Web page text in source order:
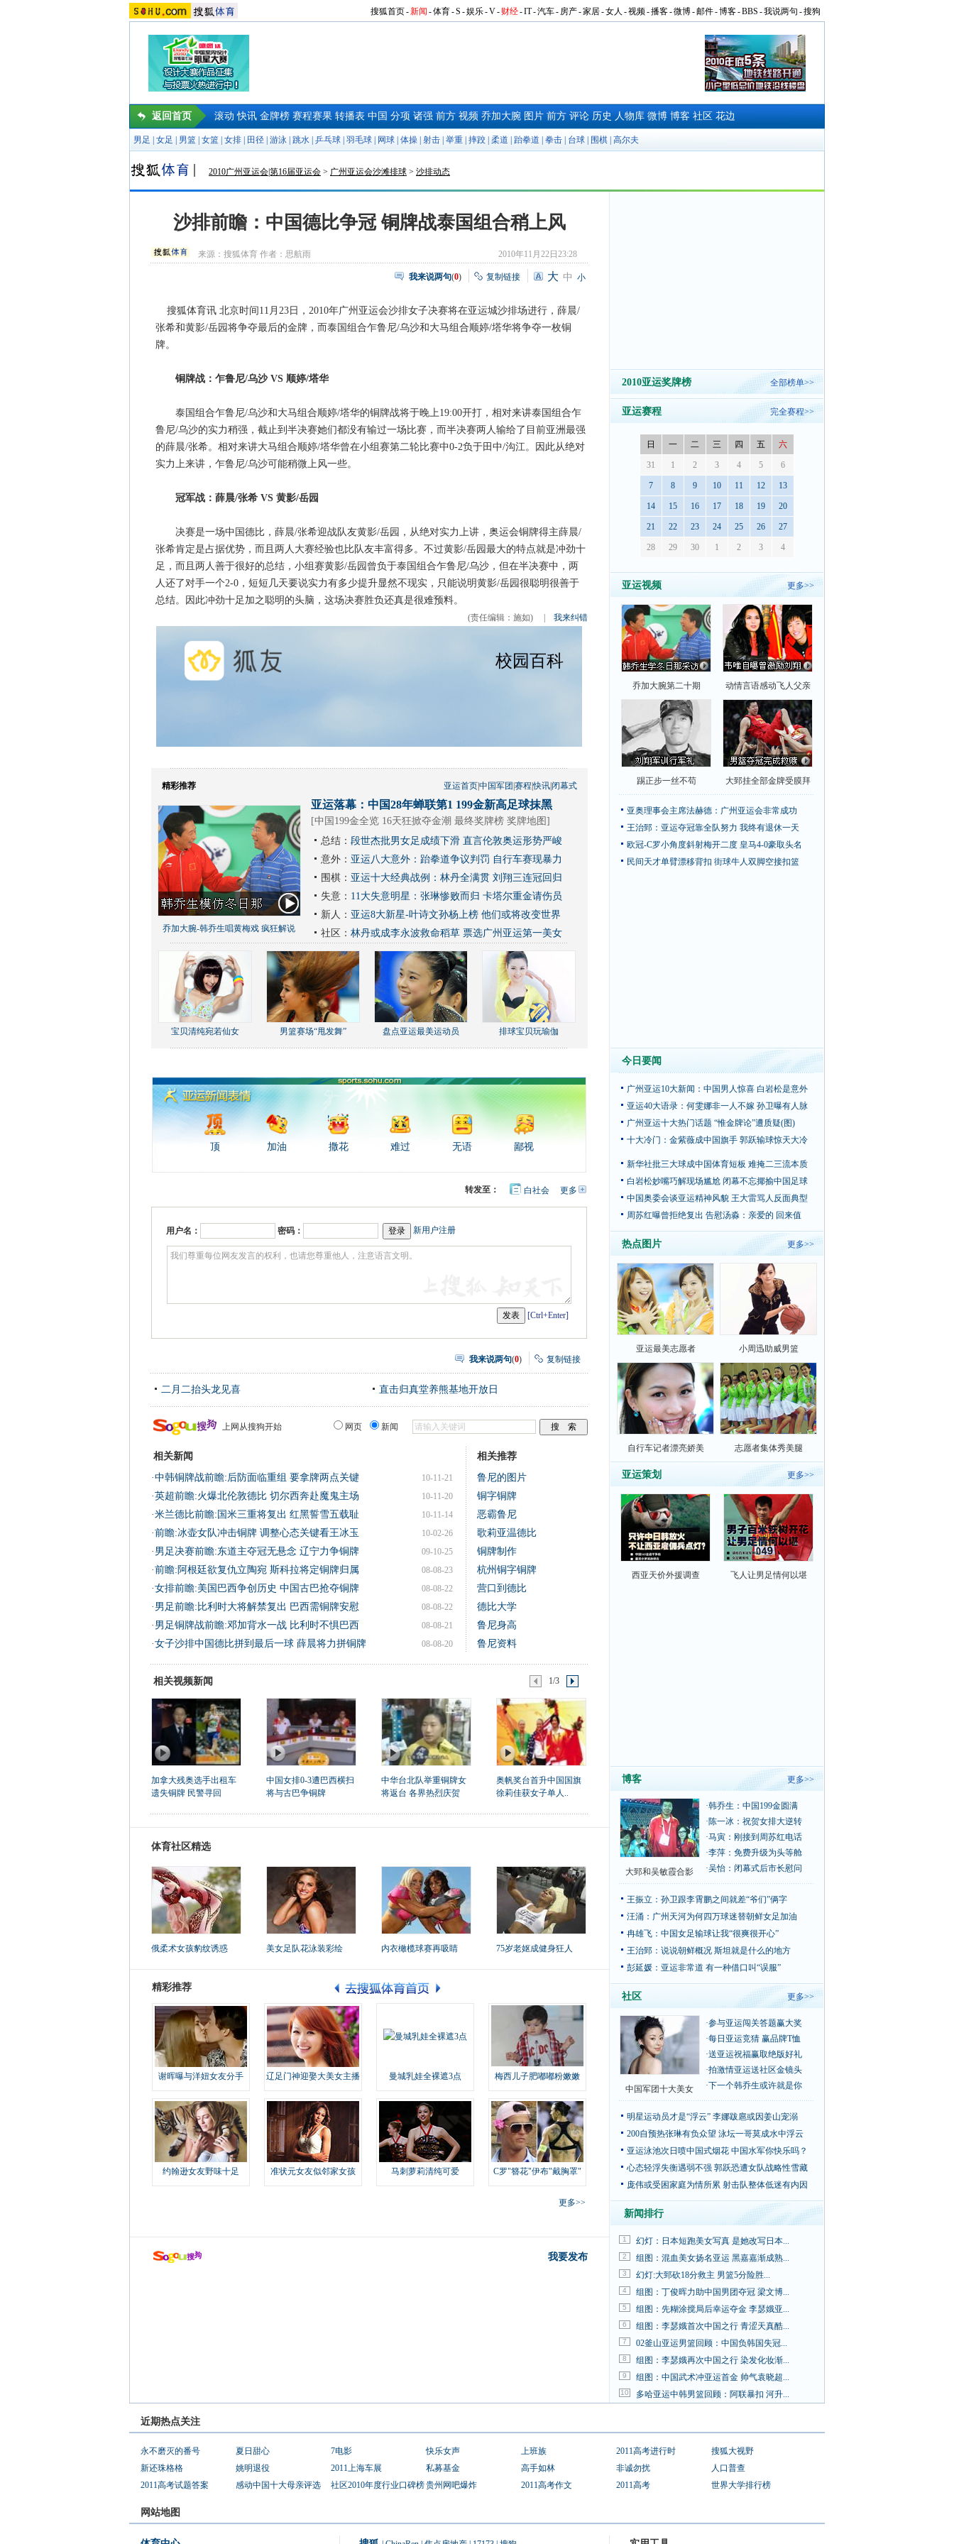
搜狐首页-新闻 -体育-S -娱乐-V- 财经-IT-汽车- 房产-家居-女人 -视频-播客-微博-邮件-博客-BBS -我说两句 -搜狗
返回首页 滚动 快讯 金牌榜 赛程赛果 转播表 中国 分项 诸强 前方 视频 乔加大腕 图片 前方 评论 历史 人物库 微博 博客 社区 花边
男足 女足 男篮 女篮 女排 田径 游泳 跳水 乒乓球 羽毛球 网球 体操 射击 举重 摔跤 柔道 跆拳道 拳击 台球 围棋 高尔夫
2010广州亚运会|第16届亚运会 > 广州亚运会沙滩排球 > 沙排动态
沙排前瞻：中国德比争冠 铜牌战泰国组合稍上风
来源：搜狐体育 作者：思航雨 2010年11月22日23:28
我来说两句(0) 复制链接 大 中 小
搜狐体育讯 北京时间11月23日，2010年广州亚运会沙排女子决赛将在亚运城沙排场进行，薛晨/
张希和黄影/岳园将争夺最后的金牌，而泰国组合乍鲁尼/乌沙和大马组合顺婷/塔华将争夺一枚铜
牌。
铜牌战：乍鲁尼/乌沙 VS 顺婷/塔华
泰国组合乍鲁尼/乌沙和大马组合顺婷/塔华的铜牌战将于晚上19:00开打，相对来讲泰国组合乍
鲁尼/乌沙的实力稍强，截止到半决赛她们都没有输过一场比赛，而半决赛两人输给了目前亚洲最强
的薛晨/张希。相对来讲大马组合顺婷/塔华曾在小组赛第二轮比赛中0-2负于田中/沟江。因此从绝对
实力上来讲，乍鲁尼/乌沙可能稍微上风一些。
冠军战：薛晨/张希 VS 黄影/岳园
决赛是一场中国德比，薛晨/张希迎战队友黄影/岳园，从绝对实力上讲，奥运会铜牌得主薛晨/
张希肯定是占据优势，而且两人大赛经验也比队友丰富得多。不过黄影/岳园最大的特点就是冲劲十
足，而且两人善于很好的总结，小组赛黄影/岳园曾负于泰国组合乍鲁尼/乌沙，但在半决赛中，两
人还了对手一个2-0，短短几天要说实力有多少提升显然不现实，只能说明黄影/岳园很聪明很善于
总结。因此冲劲十足加之聪明的头脑，这场决赛胜负还真是很难预料。
(责任编辑：施如) 我来纠错
精彩推荐 亚运首页|中国军团 赛程|快讯|闭幕式
乔加大腕-韩乔生唱黄梅戏 疯狂解说
亚运落幕：中国28年蝉联第1 199金新高足球抹黑
[中国199金全览 16天狂掀夺金潮 最终奖牌榜 奖牌地图 ]
总结： 段世杰批男女足成绩下滑 直言伦敦奥运形势严峻
意外： 亚运八大意外：跆拳道争议判罚 自行车赛现暴力
围棋： 亚运十大经典战例：林丹全满贯 刘翔三连冠回归
失意： 11大失意明星：张琳惨败而归 卡塔尔重金请伤员
新人： 亚运8大新星-叶诗文孙杨上榜 他们或将改变世界
社区： 林丹或成李永波救命稻草 票选广州亚运第一美女
宝贝清纯宛若仙女 男篮赛场“甩发舞” 盘点亚运最美运动员 排球宝贝玩瑜伽
顶 加油 撒花 难过 无语 鄙视
更多开
转发至： 白社会
用户名： 密码： 新用户注册
[Ctrl+Enter]
我来说两句(0) 复制链接
二月二抬头龙见喜 直击归真堂养熊基地开放日
上网从搜狗开始 网页 新闻
相关新闻
10-11-21
·中韩铜牌战前瞻:后防面临重组 要拿牌两点关键
10-11-20
·英超前瞻:火爆北伦敦德比 切尔西奔赴魔鬼主场
10-11-14
·米兰德比前瞻:国米三重将复出 红黑誓雪五载耻
10-02-26
·前瞻:冰壶女队冲击铜牌 调整心态关键看王冰玉
09-10-25
· 男足决赛前瞻:东道主夺冠无悬念 辽宁力争铜牌
08-08-23
·前瞻:阿根廷欲复仇立陶宛 斯科拉将定铜牌归属
08-08-22
·女排前瞻:美国巴西争创历史 中国古巴抢夺铜牌
08-08-22
· 男足前瞻:比利时大将解禁复出 巴西需铜牌安慰
08-08-21
· 男足铜牌战前瞻:邓加背水一战 比利时不惧巴西
08-08-20
·女子沙排中国德比拼到最后一球 薛晨将力拼铜牌
相关推荐
鲁尼的图片
铜字铜牌
恶霸鲁尼
歌莉亚温德比
铜牌制作
杭州铜字铜牌
营口到德比
德比大学
鲁尼身高
鲁尼资料
相关视频新闻 1/3
加拿大残奥选手出租车
遗失铜牌 民警寻回
中国女排0-3遭巴西横扫
将与古巴争铜牌
中华台北队举重铜牌女
将返台 各界热烈庆贺
奥帆奖台首升中国国旗
徐莉佳获女子单人..
体育社区精选
俄柔术女孩豹纹诱惑 美女足队花泳装彩绘 内衣橄榄球赛再吸睛 75岁老妪成健身狂人
精彩推荐
谢晖曝与洋妞女友分手 辽足门神迎娶大美女主播 曼城乳娃全裸遮3点 梅西儿子肥嘟嘟粉嫩嫩
约翰逊女友野味十足 准状元女友似邻家女孩 马刺萝莉清纯可爱 C罗"簪花"伊布"戴胸罩"
更多>>
我要发布
2010亚运奖牌榜 全部榜单>>
亚运赛程 完全赛程>>
日 一 二 三 四 五 六
31 1 2 3 4 5 6
7 8 9 10 11 12 13
14 15 16 17 18 19 20
21 22 23 24 25 26 27
28 29 30 1 2 3 4
亚运视频 更多>>
乔加大腕第二十期 动情言语感动飞人父亲
踢正步一丝不苟 大郅挂全部金牌受膜拜
亚奥理事会主席法赫德：广州亚运会非常成功
王治郅：亚运夺冠靠全队努力 我终有退休一天
欧冠-C罗小角度斜射梅开二度 皇马4-0豪取头名
民间天才单臂漂移背扣 街球牛人双脚空接扣篮
今日要闻
广州亚运10大新闻：中国男人惊喜 白岩松是意外
亚运40大语录：何雯娜非一人不嫁 孙卫曝有人脉
广州亚运十大热门话题 “惟金牌论”遭质疑(图)
十大冷门：金紫薇成中国旗手 郭跃输球惊天大冷
新华社批三大球成中国体育短板 难掩二三流本质
白岩松妙嘴巧解现场尴尬 闭幕不忘揶揄中国足球
中国奥委会谈亚运精神风貌 王大雷骂人反面典型
周苏红曝曾拒绝复出 告慰汤淼：亲爱的 回来值
热点图片 更多>>
亚运最美志愿者 小周迅助威男篮
自行车记者漂亮娇美 志愿者集体秀美腿
亚运策划 更多>>
西亚天价外援调查 飞人让男足情何以堪
博客 更多>>
大郅和吴敏霞合影
·韩乔生：中国199金圆满
·陈一冰：祝贺女排大逆转
·马寅：刚接到周苏红电话
·李萍：免费升级为头等舱
·吴怡：闭幕式后市长慰问
王振立：孙卫跟李霄鹏之间就差“爷们”俩字
汪涌：广州天河为何四万球迷替朝鲜女足加油
冉雄飞：中国女足输球让我“很爽很开心”
王治郅：说说朝鲜概况 斯坦就是什么的地方
彭延媛：亚运非常道 有一种借口叫“误服”
社区 更多>>
中国军团十大美女
·参与亚运闯关答题赢大奖
·每日亚运竞猜 赢品牌T恤
·送亚运祝福赢取绝版好礼
·拍激情亚运送社区金镜头
·下一个韩乔生或许就是你
明星运动员才是“浮云” 李娜跋扈或因姜山宠溺
200自预热张琳有负众望 泳坛一哥莫成水中浮云
亚运泳池次日喷中国式烟花 中国水军你快乐吗？
心态轻浮失衡遇弱不强 郭跃恐遭女队战略性雪藏
庞伟或受困家庭为情所累 射击队整体低迷有内因
新闻排行
1 幻灯：日本短跑美女写真 是她改写日本...
2 组图：混血美女扬名亚运 黑嘉嘉渐成熟...
3 幻灯:大郅砍18分救主 男篮5分险胜...
4 组图：丁俊晖力助中国男团夺冠 梁文博...
5 组图：先糊涂搅局后幸运夺金 李瑟娥亚...
6 组图：李瑟娥首次中国之行 青涩天真酷...
7 02釜山亚运男篮回顾：中国负韩国失冠...
8 组图：李瑟娥再次中国之行 染发化妆渐...
9 组图：中国武术冲亚运首金 帅气袁晓超...
10 多哈亚运中韩男篮回顾：阿联暴扣 河升...
近期热点关注
永不磨灭的番号 夏日甜心 7电影 快乐女声 上班族 2011高考进行时
搜狐大视野
新还珠格格
姚明退役 2011上海车展 私募基金 高手如林 非诚勿扰
人口普查
2011高考试题答案
感动中国十大母亲评选 社区2010年度行业口碑榜贵州网吧爆炸 2011高考作文 2011高考 世界大学排行榜
网站地图